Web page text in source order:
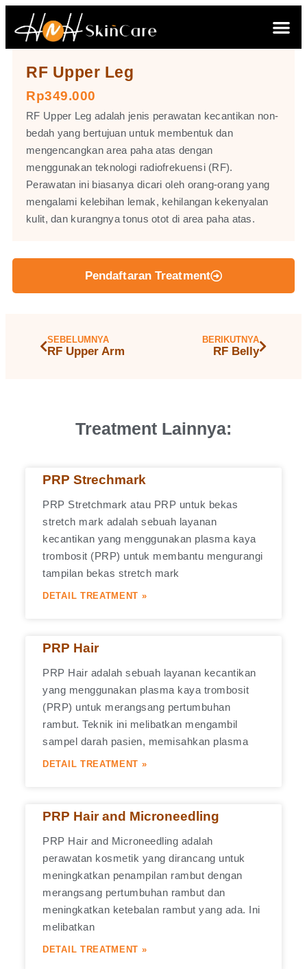
RF Upper Leg
Rp349.000
RF Upper Leg adalah jenis perawatan kecantikan non-
bedah yang bertujuan untuk membentuk dan
mengencangkan area paha atas dengan
menggunakan teknologi radiofrekuensi (RF).
Perawatan ini biasanya dicari oleh orang-orang yang
mengalami kelebihan lemak, kehilangan kekenyalan
kulit, dan kurangnya tonus otot di area paha atas.
Pendaftaran Treatment
SEBELUMNYA
RF Upper Arm
BERIKUTNYA
RF Belly
Treatment Lainnya:
PRP Strechmark
PRP Stretchmark atau PRP untuk bekas
stretch mark adalah sebuah layanan
kecantikan yang menggunakan plasma kaya
trombosit (PRP) untuk membantu mengurangi
tampilan bekas stretch mark
DETAIL TREATMENT »
PRP Hair
PRP Hair adalah sebuah layanan kecantikan
yang menggunakan plasma kaya trombosit
(PRP) untuk merangsang pertumbuhan
rambut. Teknik ini melibatkan mengambil
sampel darah pasien, memisahkan plasma
DETAIL TREATMENT »
PRP Hair and Microneedling
PRP Hair and Microneedling adalah
perawatan kosmetik yang dirancang untuk
meningkatkan penampilan rambut dengan
merangsang pertumbuhan rambut dan
meningkatkan ketebalan rambut yang ada. Ini
melibatkan
DETAIL TREATMENT »